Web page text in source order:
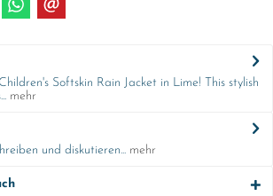
Softskin Rain Jacket in Lime! This stylish
mehr
und diskutieren... mehr